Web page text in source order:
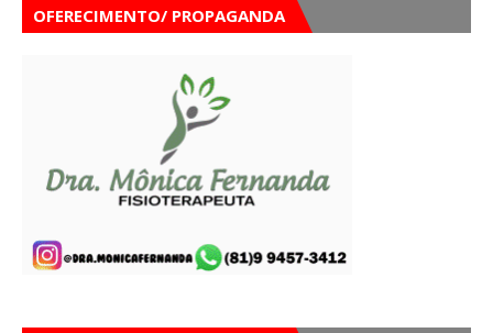
OFERECIMENTO/ PROPAGANDA